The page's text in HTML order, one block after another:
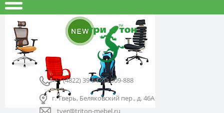
+7 (4822) 39-54-70; 509-888
г. Тверь, Беляковский пер., д. 46А
tver@triton-mebel.ru